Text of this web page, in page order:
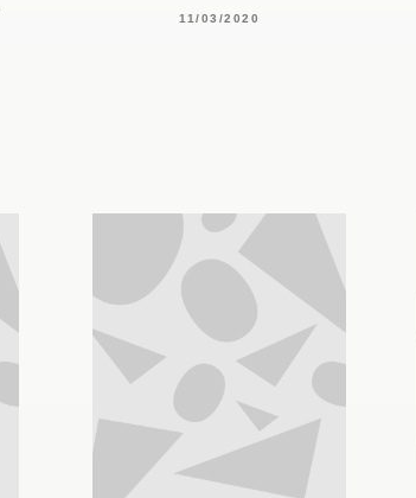
11/03/2020